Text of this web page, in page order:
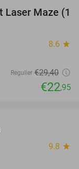
22%
Laser Maze (1
8.6 star
Regulier €29,40
€22,95
9.8 star